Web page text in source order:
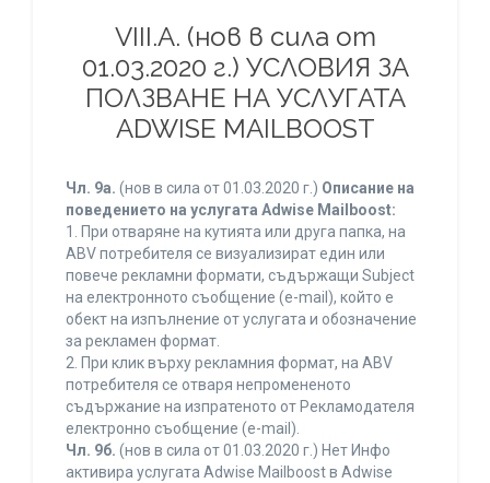
VIII.A. (нов в сила от
01.03.2020 г.) УСЛОВИЯ ЗА
ПОЛЗВАНЕ НА УСЛУГАТА
ADWISE MAILBOOST
Чл. 9а. (нов в сила от 01.03.2020 г.) Описание на
поведението на услугата Adwise Mailboost:
1. При отваряне на кутията или друга папка, на
ABV потребителя се визуализират един или
повече рекламни формати, съдържащи Subject
на електронното съобщение (e-mail), който е
обект на изпълнение от услугата и обозначение
за рекламен формат.
2. При клик върху рекламния формат, на ABV
потребителя се отваря непромененото
съдържание на изпратеното от Рекламодателя
електронно съобщение (e-mail).
Чл. 9б. (нов в сила от 01.03.2020 г.) Нет Инфо
активира услугата Adwise Mailboost в Adwise